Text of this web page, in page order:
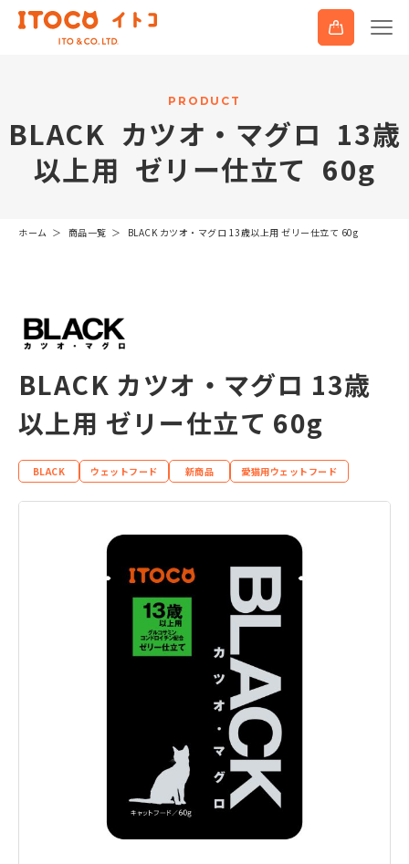
P R O D U C T
BLACK カツオ ・ マグロ 13歳
以上用 ゼリ ー仕立て 60g
ホーム 商品一覧 BLACK カツオ・マグロ 13歳以上用 ゼリー仕立て 60g
BLACK カツオ・マグロ 13歳
以上用 ゼリー仕立て 60g
BLACK ウェットフード 新商品 愛猫用ウェットフード